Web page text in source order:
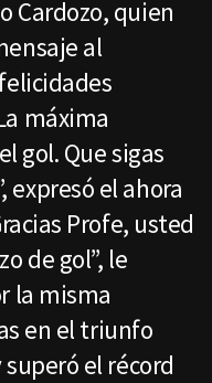
Cardozo, quien
al
máxima
gol. Que sigas
expresó el ahora
Profe, usted
de gol”, le
la misma
en el triunfo
el récord